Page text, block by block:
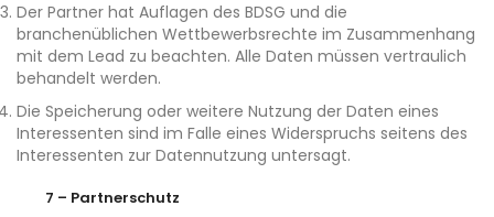
Der Partner hat Auflagen des BDSG und die
branchenüblichen Wettbewerbsrechte im Zusammenhang
mit dem Lead zu beachten. Alle Daten müssen vertraulich
behandelt werden.
Die Speicherung oder weitere Nutzung der Daten eines
Interessenten sind im Falle eines Widerspruchs seitens des
Interessenten zur Datennutzung untersagt.
7 – Partnerschutz